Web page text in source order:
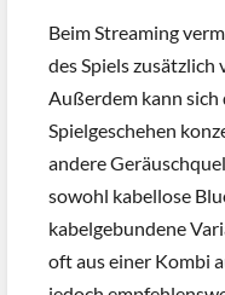
Beim Streaming
des Spiels
Außerdem kann sich
Spielgeschehen
andere
sowohl kabellose
kabelgebundene
oft aus einer Kombi